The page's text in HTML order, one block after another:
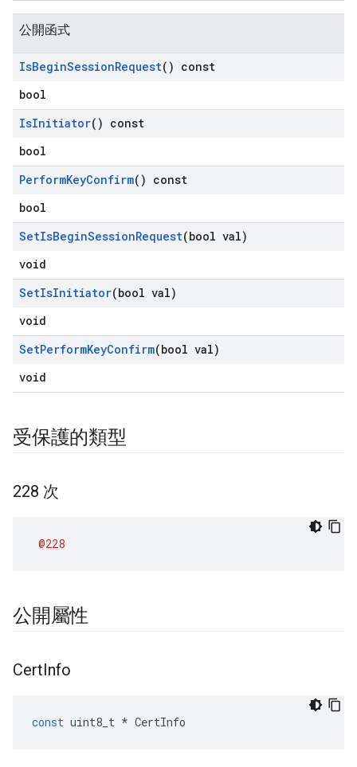
公開函式
IsBeginSessionRequest() const
bool
IsInitiator() const
bool
PerformKeyConfirm() const
bool
SetIsBeginSessionRequest(bool val)
void
SetIsInitiator(bool val)
void
SetPerformKeyConfirm(bool val)
void
受保護的類型
228 次
@228
公開屬性
CertInfo
const uint8_t * CertInfo